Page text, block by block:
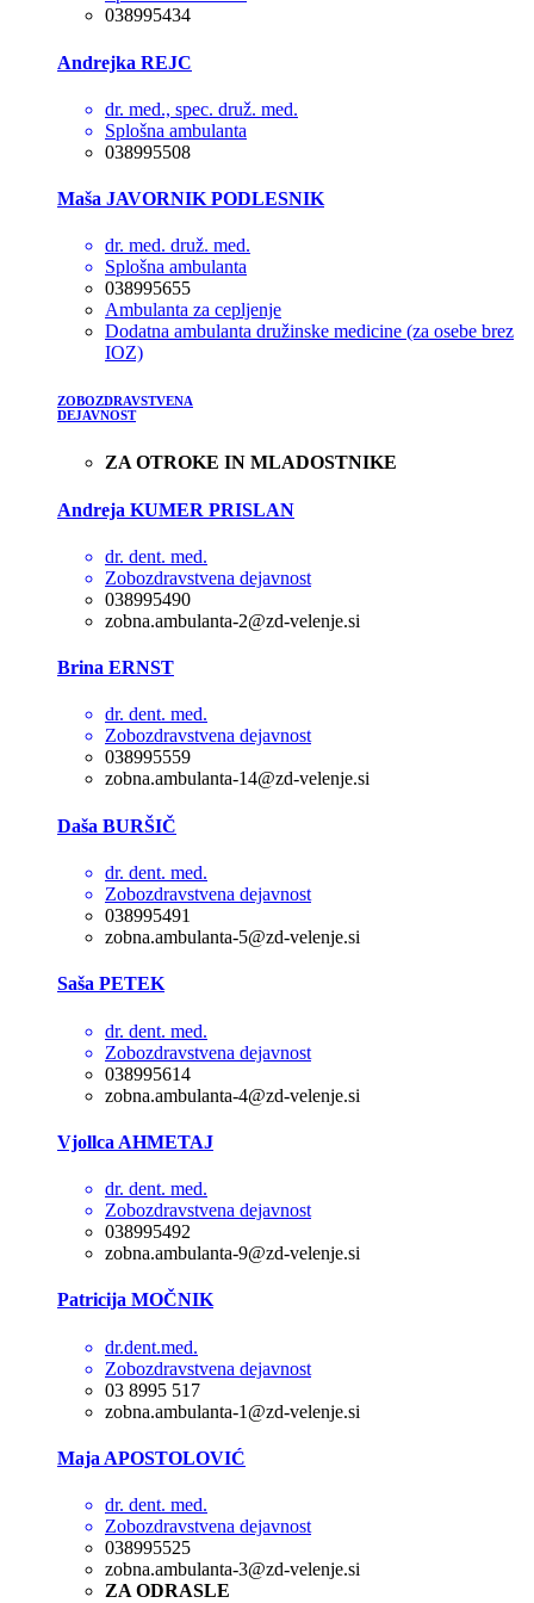
038995434
Andrejka REJC
dr. med., spec. druž. med.
Splošna ambulanta
038995508
Maša JAVORNIK PODLESNIK
dr. med. druž. med.
Splošna ambulanta
038995655
Ambulanta za cepljenje
Dodatna ambulanta družinske medicine (za osebe brez
IOZ)
ZOBOZDRAVSTVENA
DEJAVNOST
ZA OTROKE IN MLADOSTNIKE
Andreja KUMER PRISLAN
dr. dent. med.
Zobozdravstvena dejavnost
038995490
zobna.ambulanta-2@zd-velenje.si
Brina ERNST
dr. dent. med.
Zobozdravstvena dejavnost
038995559
zobna.ambulanta-14@zd-velenje.si
Daša BURŠIČ
dr. dent. med.
Zobozdravstvena dejavnost
038995491
zobna.ambulanta-5@zd-velenje.si
Saša PETEK
dr. dent. med.
Zobozdravstvena dejavnost
038995614
zobna.ambulanta-4@zd-velenje.si
Vjollca AHMETAJ
dr. dent. med.
Zobozdravstvena dejavnost
038995492
zobna.ambulanta-9@zd-velenje.si
Patricija MOČNIK
dr.dent.med.
Zobozdravstvena dejavnost
03 8995 517
zobna.ambulanta-1@zd-velenje.si
Maja APOSTOLOVIĆ
dr. dent. med.
Zobozdravstvena dejavnost
038995525
zobna.ambulanta-3@zd-velenje.si
ZA ODRASLE